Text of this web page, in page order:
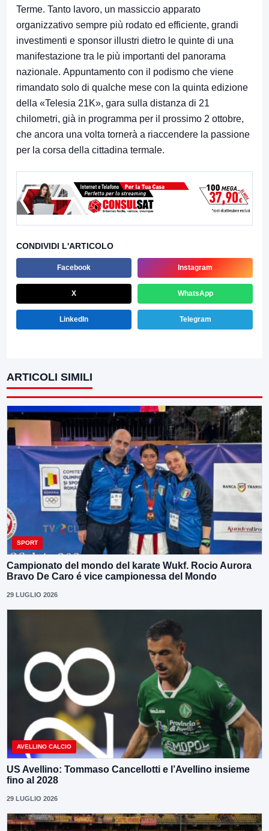
Terme. Tanto lavoro, un massiccio apparato
organizzativo sempre più rodato ed efficiente, grandi
investimenti e sponsor illustri dietro le quinte di una
manifestazione tra le più importanti del panorama
nazionale. Appuntamento con il podismo che viene
rimandato solo di qualche mese con la quinta edizione
della «Telesia 21K», gara sulla distanza di 21
chilometri, già in programma per il prossimo 2 ottobre,
che ancora una volta tornerà a riaccendere la passione
per la corsa della cittadina termale.
CONDIVIDI L'ARTICOLO
Facebook Instagram
X WhatsApp
LinkedIn Telegram
ARTICOLI SIMILI
SPORT
Campionato del mondo del karate Wukf. Rocio Aurora
Bravo De Caro é vice campionessa del Mondo
29 LUGLIO 2026
AVELLINO CALCIO
US Avellino: Tommaso Cancellotti e l’Avellino insieme
fino al 2028
29 LUGLIO 2026